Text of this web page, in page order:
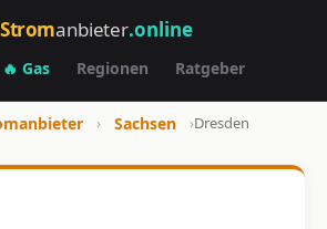
Stromanbieter.online
🔥 Gas Regionen Ratgeber
› Sachsen ›Dresden